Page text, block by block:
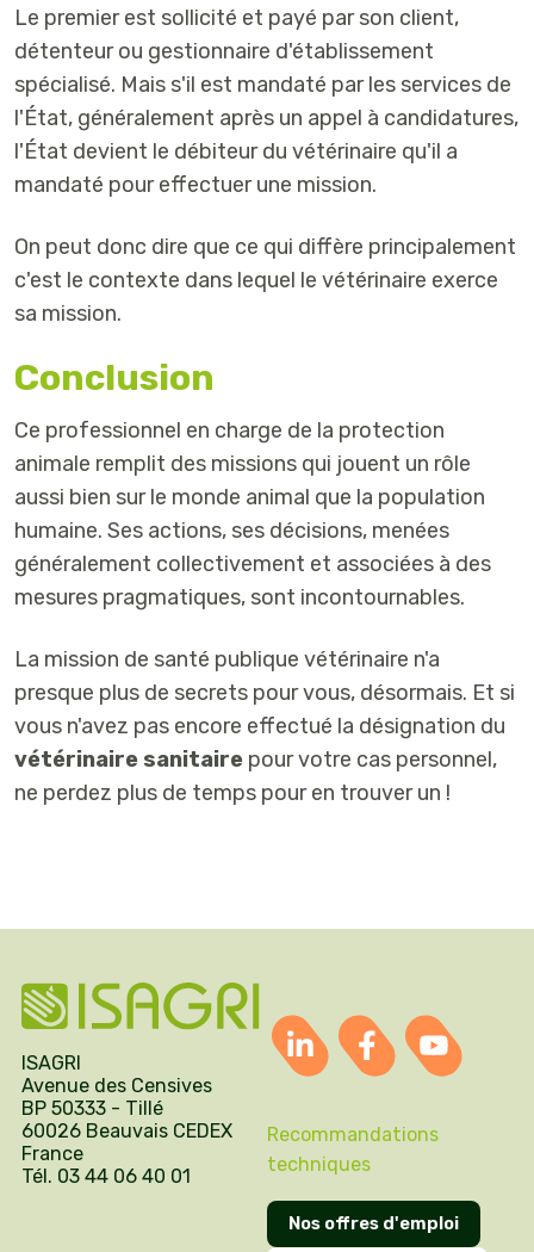
Le premier est sollicité et payé par son client,
détenteur ou gestionnaire d'établissement
spécialisé. Mais s'il est mandaté par les services de
l'État, généralement après un appel à candidatures,
l'État devient le débiteur du vétérinaire qu'il a
mandaté pour effectuer une mission.
On peut donc dire que ce qui diffère principalement
c'est le contexte dans lequel le vétérinaire exerce
sa mission.
Conclusion
Ce professionnel en charge de la protection
animale remplit des missions qui jouent un rôle
aussi bien sur le monde animal que la population
humaine. Ses actions, ses décisions, menées
généralement collectivement et associées à des
mesures pragmatiques, sont incontournables.
La mission de santé publique vétérinaire n'a
presque plus de secrets pour vous, désormais. Et si
vous n'avez pas encore effectué la désignation du
vétérinaire sanitaire pour votre cas personnel,
ne perdez plus de temps pour en trouver un !
ISAGRI
Avenue des Censives
BP 50333 - Tillé
60026 Beauvais CEDEX
France
Tél. 03 44 06 40 01
Recommandations
techniques
Nos offres d'emploi